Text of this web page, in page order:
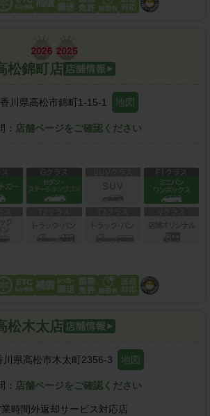
松錦町店
香川県高松市錦町1-15-1 地図
： 店舗ページをご確認ください
松木太店
川県高松市木太町2356-3 地図
： 店舗ページをご確認ください
時間外返却サービス対応店